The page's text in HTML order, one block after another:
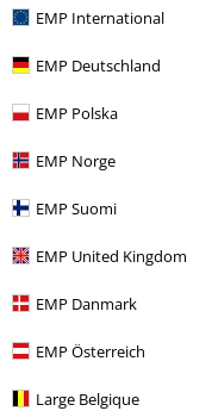
EMP International
EMP Deutschland
EMP Polska
EMP Norge
EMP Suomi
EMP United Kingdom
EMP Danmark
EMP Österreich
Large Belgique
Naposledy navštívené